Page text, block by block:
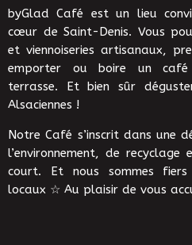
byGlad Café est un lieu
cœur de Saint-Denis. Vous
et viennoiseries artisanaux,
emporter ou boire un
terrasse. Et bien sûr
Alsaciennes !
Notre Café s’inscrit dans une
l’environnement, de
court. Et nous sommes
locaux ☆ Au plaisir de vous